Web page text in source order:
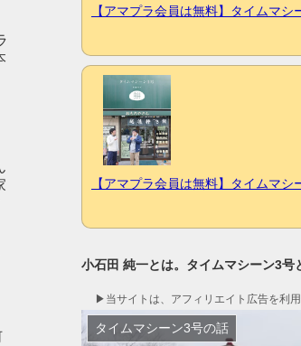
【アマプラ会員は無料】タイムマシ
【アマプラ会員は無料】タイムマシ
小石田 純一とは。タイムマシーン3
▶︎当サイトは、アフィリエイト広告を利用
タイムマシーン3号の話